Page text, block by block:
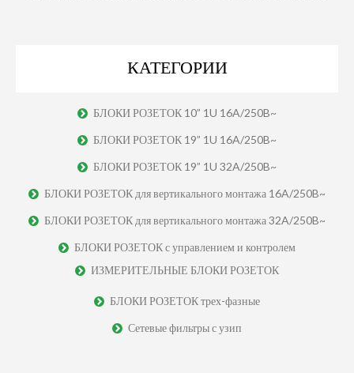
КАТЕГОРИИ
БЛОКИ РОЗЕТОК 10” 1U 16A/250B~
БЛОКИ РОЗЕТОК 19” 1U 16A/250B~
БЛОКИ РОЗЕТОК 19” 1U 32A/250B~
БЛОКИ РОЗЕТОК для вертикального монтажа 16A/250B~
БЛОКИ РОЗЕТОК для вертикального монтажа 32A/250B~
БЛОКИ РОЗЕТОК с управлением и контролем
ИЗМЕРИТЕЛЬНЫЕ БЛОКИ РОЗЕТОК
БЛОКИ РОЗЕТОК трех-фазные
Сетевые фильтры с узип